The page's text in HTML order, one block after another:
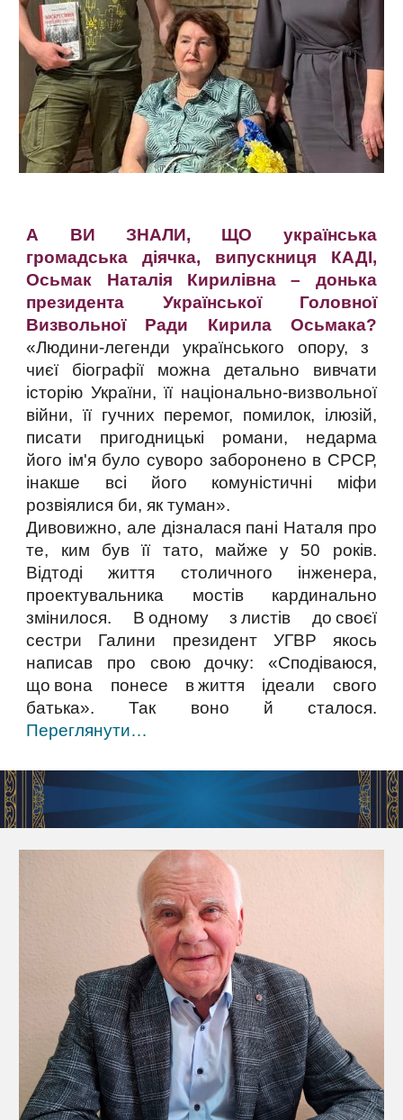
А ВИ ЗНАЛИ, ЩО українська
громадська діячка, випускниця КАДІ,
Осьмак Наталія Кирилівна – донька
президента Української Головної
Визвольної Ради Кирила Осьмака?
«Людини-легенди українського опору, з
чиєї біографії можна детально вивчати
історію України, її національно-визвольної
війни, її гучних перемог, помилок, ілюзій,
писати пригодницькі романи, недарма
його ім'я було суворо заборонено в СРСР,
інакше всі його комуністичні міфи
розвіялися би, як туман».
Дивовижно, але дізналася пані Наталя про
те, ким був її тато, майже у 50 років.
Відтоді життя столичного інженера,
проектувальника мостів кардинально
змінилося. В одному з листів до своєї
сестри Галини президент УГВР якось
написав про свою дочку: «Сподіваюся,
що вона понесе в життя ідеали свого
батька». Так воно й сталося.
Переглянути…